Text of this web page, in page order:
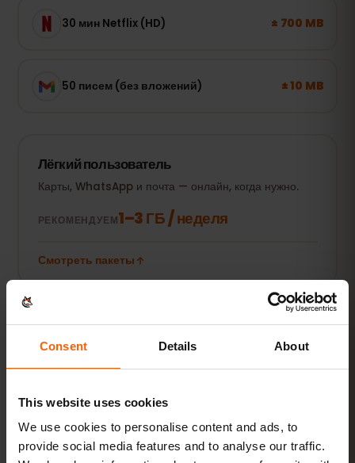
Consent Details About
This website uses cookies
We use cookies to personalise content and ads, to
provide social media features and to analyse our traffic.
30 мин Netflix (HD) ± 700 MB
50 писем (без вложений) ± 10 MB
Лёгкий пользователь
Карты, WhatsApp и почта — онлайн, когда нужно.
РЕКОМЕНДУЕМ1–3 ГБ / неделя
Смотреть пакеты
ПОПУЛЯРНО
Повседневный пользователь
Плюс соцсети, стриминг музыки и обмен фото.
Смотреть пакеты